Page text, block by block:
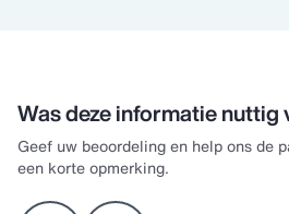
Was deze informatie nuttig
Geef uw beoordeling en help ons de
een korte opmerking.